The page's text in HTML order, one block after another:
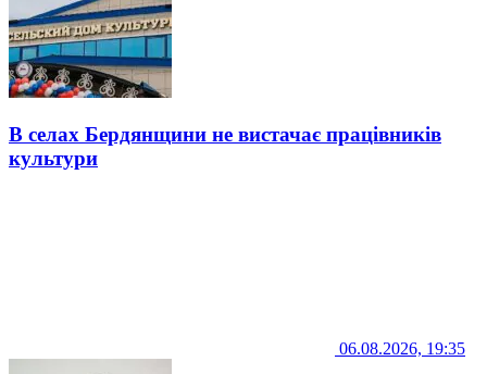
В селах Бердянщини не вистачає працівників
культури
06.08.2026, 19:35